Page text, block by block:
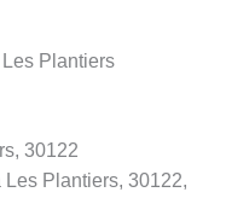
Plantiers
30122
Plantiers, 30122,